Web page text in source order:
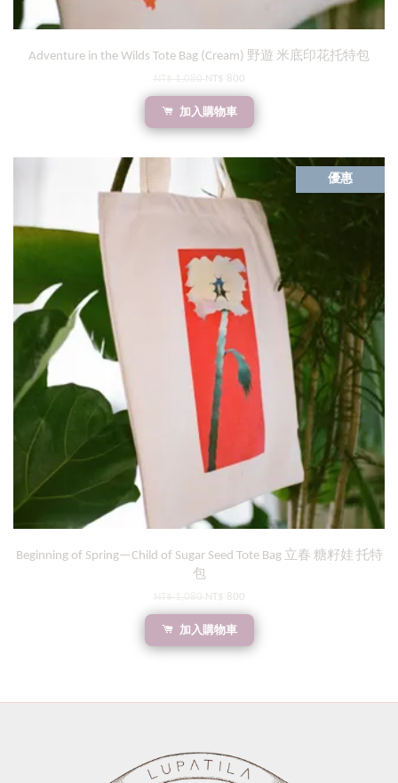
Adventure in the Wilds Tote Bag (Cream) 野遊 米底印花托特包
NT$ 800
加入購物車
優惠
Beginning of Spring—Child of Sugar Seed Tote Bag 立春 糖籽娃 托特
包
NT$ 800
加入購物車